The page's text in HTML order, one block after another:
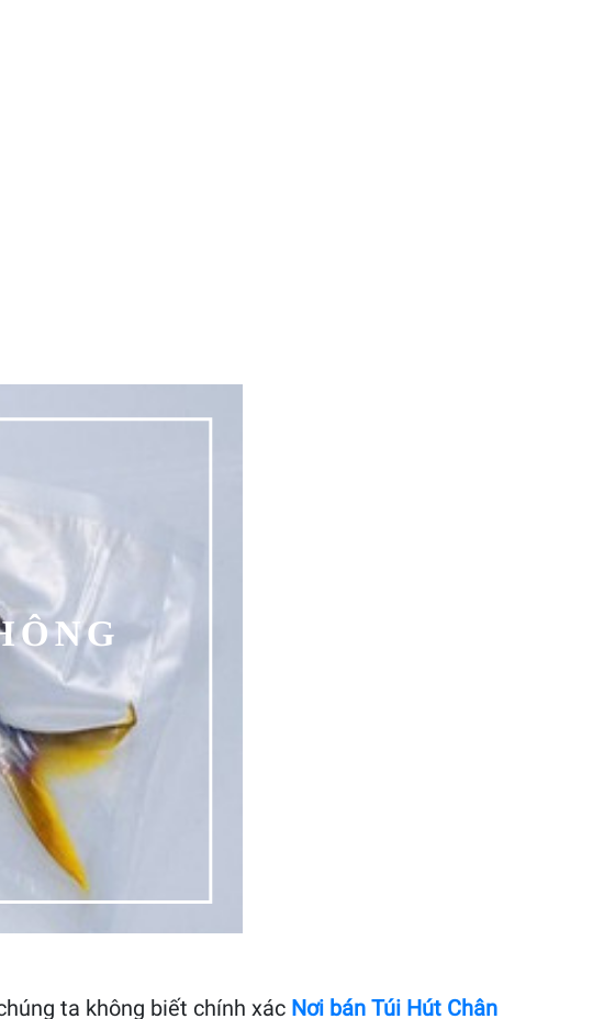
ta không biết chính xác Nơi bán Túi Hút Chân